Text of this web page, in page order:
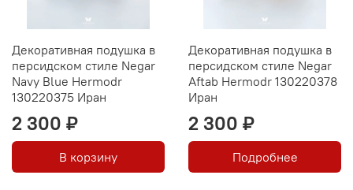
Декоративная подушка в
персидском стиле Negar
Navy Blue Hermodr
130220375 Иран
2 300 ₽
В корзину
Декоративная подушка в
персидском стиле Negar
Aftab Hermodr 130220378
Иран
2 300 ₽
Подробнее